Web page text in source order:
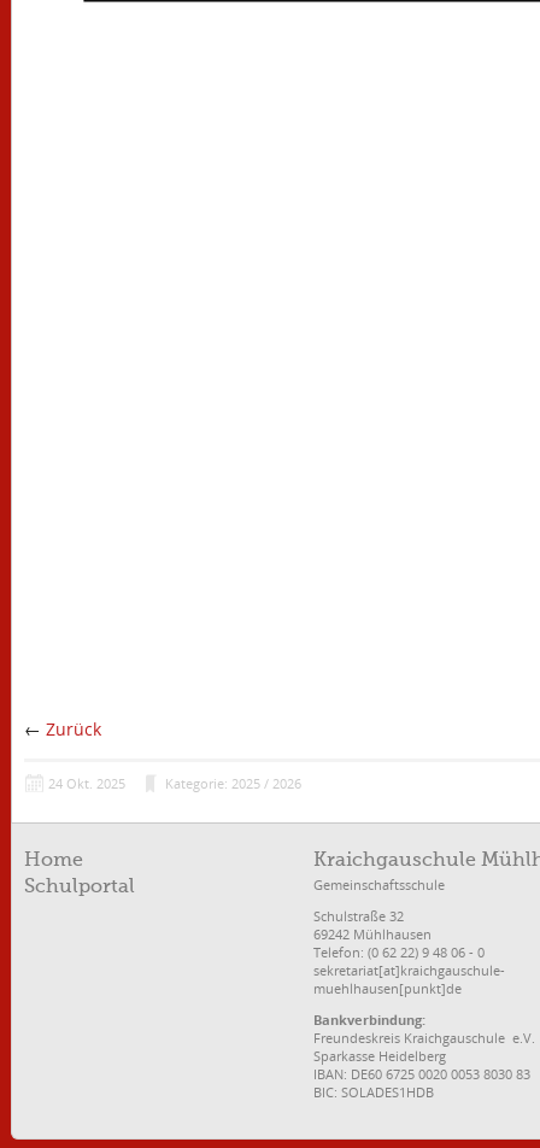
← Zurück
24 Okt. 2025 Kategorie: 2025 / 2026
Home
Schulportal
Kraichgauschule
Gemeinschaftsschule
Schulstraße 32
69242 Mühlhausen
Telefon: (0 62 22) 9 48 06 - 0
sekretariat[at]kraichgauschule-
muehlhausen[punkt]de
Bankverbindung:
Freundeskreis Kraichgauschule e.V.
Sparkasse Heidelberg
IBAN: DE60 6725 0020 0053 8030 83
BIC: SOLADES1HDB